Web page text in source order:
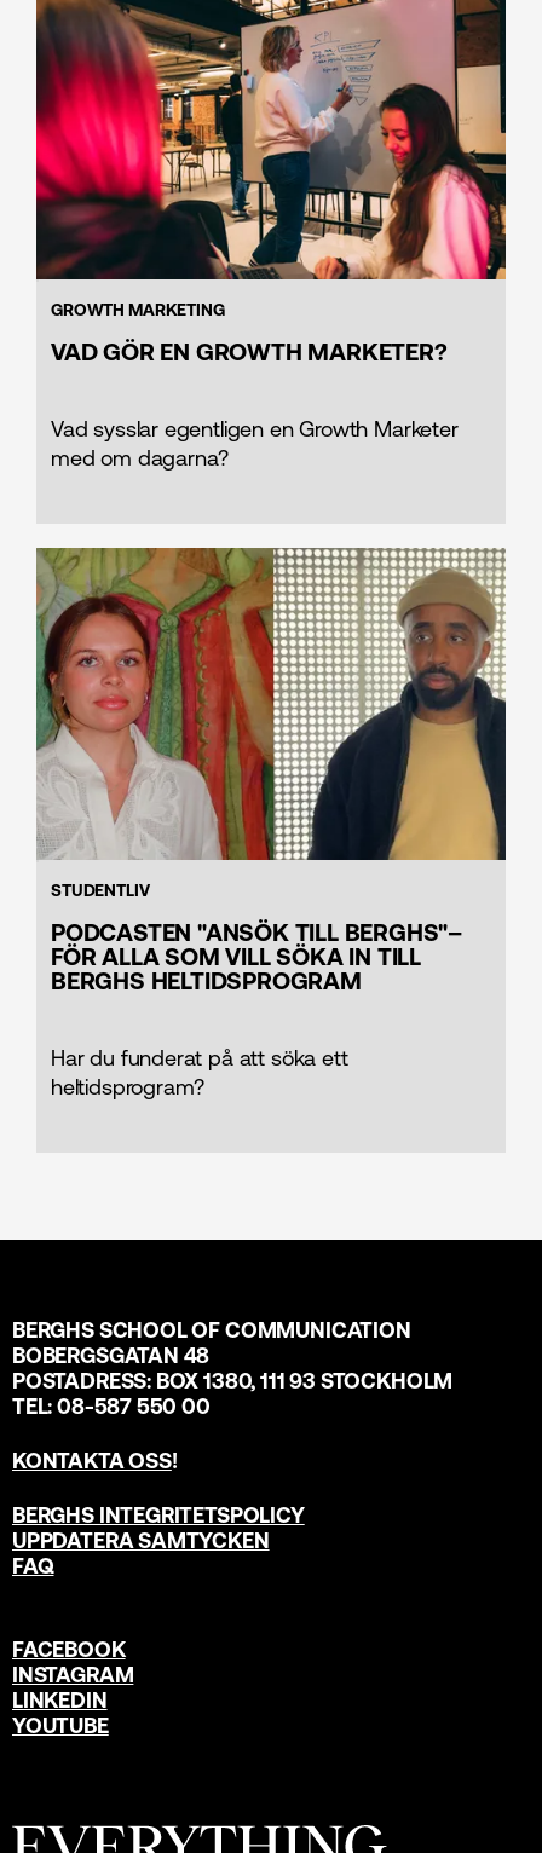
GROWTH MARKETING
VAD GÖR EN GROWTH MARKETER?
Vad sysslar egentligen en Growth Marketer
med om dagarna?
STUDENTLIV
PODCASTEN "ANSÖK TILL BERGHS"–
FÖR ALLA SOM VILL SÖKA IN TILL
BERGHS HELTIDSPROGRAM
Har du funderat på att söka ett
heltidsprogram?
BERGHS SCHOOL OF COMMUNICATION
BOBERGSGATAN 48
POSTADRESS: BOX 1380, 111 93 STOCKHOLM
TEL: 08-587 550 00
KONTAKTA OSS!
BERGHS INTEGRITETSPOLICY
UPPDATERA SAMTYCKEN
FAQ
FACEBOOK
INSTAGRAM
LINKEDIN
YOUTUBE